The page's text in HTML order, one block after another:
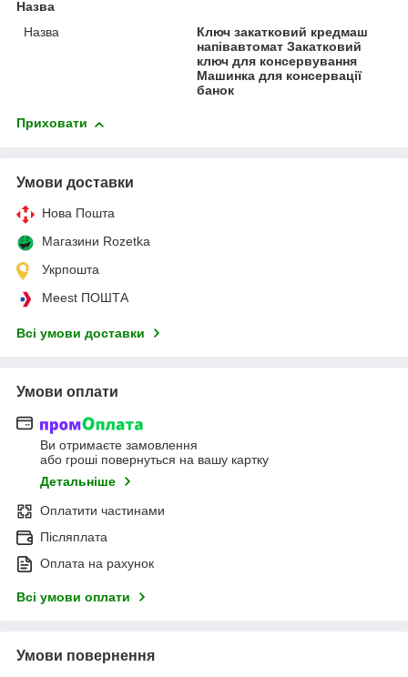
Назва
Назва
Ключ закатковий кредмаш
напівавтомат Закатковий
ключ для консервування
Машинка для консервації
банок
Приховати
Умови доставки
Нова Пошта
Магазини Rozetka
Укрпошта
Meest ПОШТА
Всі умови доставки
Умови оплати
Ви отримаєте замовлення
або гроші повернуться на вашу картку
Детальніше
Оплатити частинами
Післяплата
Оплата на рахунок
Всі умови оплати
Умови повернення